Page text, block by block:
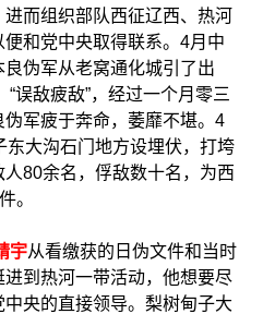
而组织部队西征辽西、热河
和党中央取得联系。4月中
伪军从老窝通化城引了出
“误敌疲敌”，经过一个月零三
军疲于奔命，萎靡不堪。4
东大沟石门地方设埋伏，打垮
80余名，俘敌数十名，为西
。
宇从看缴获的日伪文件和当时
到热河一带活动，他想要尽
央的直接领导。梨树甸子大